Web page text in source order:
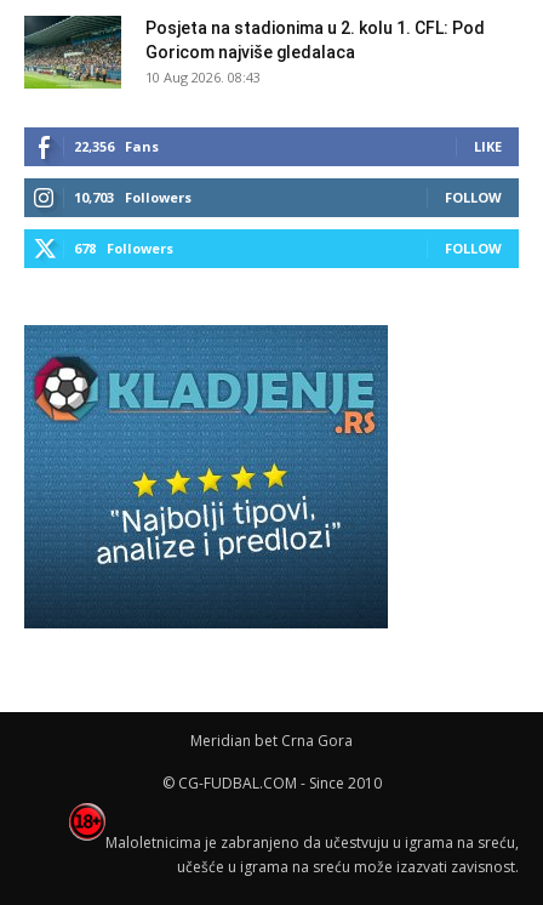
Posjeta na stadionima u 2. kolu 1. CFL: Pod
Goricom najviše gledalaca
10 Aug 2026. 08:43
22,356 Fans LIKE
10,703 Followers FOLLOW
678 Followers FOLLOW
Meridian bet Crna Gora
© CG-FUDBAL.COM - Since 2010
Maloletnicima je zabranjeno da učestvuju u igrama na sreću,
učešće u igrama na sreću može izazvati zavisnost.